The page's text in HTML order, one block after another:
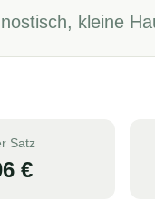
kleine
Satz
€